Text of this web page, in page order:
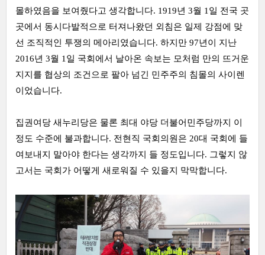
몰하였음을 보여줬다고 생각합니다. 1919년 3월 1일 전국 곳
곳에서 동시다발적으로 터져나왔던 외침은 일제 강점에 맞
선 조직적인 투쟁의 메아리였습니다. 하지만 97년이 지난
2016년 3월 1일 국회에서 날아온 속보는 모처럼 만의 뜨거운
지지를 협상의 조건으로 팔아 넘긴 민주주의 침몰의 사이렌
이었습니다.
집권여당 새누리당은 물론 최대 야당 더불어민주당까지 이
정도 수준에 불과합니다. 전현직 국회의원은 20대 국회에 들
여보내지 말아야 한다는 생각까지 들 정도입니다. 그렇지 않
고서는 국회가 어떻게 새로워질 수 있을지 막막합니다.